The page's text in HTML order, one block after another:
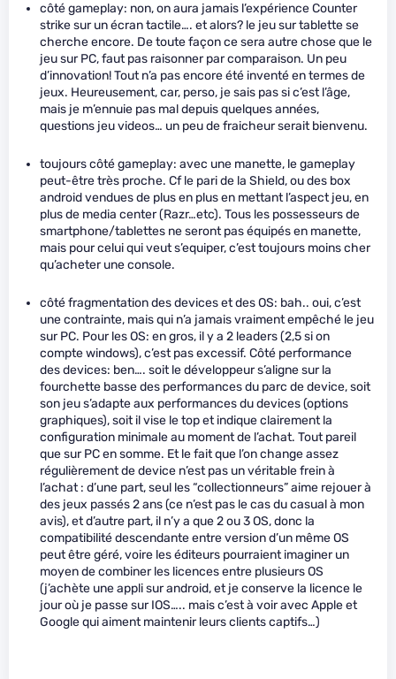
côté gameplay: non, on aura jamais l’expérience Counter
strike sur un écran tactile…. et alors? le jeu sur tablette se
cherche encore. De toute façon ce sera autre chose que le
jeu sur PC, faut pas raisonner par comparaison. Un peu
d’innovation! Tout n’a pas encore été inventé en termes de
jeux. Heureusement, car, perso, je sais pas si c’est l’âge,
mais je m’ennuie pas mal depuis quelques années,
questions jeu videos… un peu de fraicheur serait bienvenu.
toujours côté gameplay: avec une manette, le gameplay
peut-être très proche. Cf le pari de la Shield, ou des box
android vendues de plus en plus en mettant l’aspect jeu, en
plus de media center (Razr…etc). Tous les possesseurs de
smartphone/tablettes ne seront pas équipés en manette,
mais pour celui qui veut s’equiper, c’est toujours moins cher
qu’acheter une console.
côté fragmentation des devices et des OS: bah.. oui, c’est
une contrainte, mais qui n’a jamais vraiment empêché le jeu
sur PC. Pour les OS: en gros, il y a 2 leaders (2,5 si on
compte windows), c’est pas excessif. Côté performance
des devices: ben…. soit le développeur s’aligne sur la
fourchette basse des performances du parc de device, soit
son jeu s’adapte aux performances du devices (options
graphiques), soit il vise le top et indique clairement la
configuration minimale au moment de l’achat. Tout pareil
que sur PC en somme. Et le fait que l’on change assez
régulièrement de device n’est pas un véritable frein à
l’achat : d’une part, seul les “collectionneurs” aime rejouer à
des jeux passés 2 ans (ce n’est pas le cas du casual à mon
avis), et d’autre part, il n’y a que 2 ou 3 OS, donc la
compatibilité descendante entre version d’un même OS
peut être géré, voire les éditeurs pourraient imaginer un
moyen de combiner les licences entre plusieurs OS
(j’achète une appli sur android, et je conserve la licence le
jour où je passe sur IOS….. mais c’est à voir avec Apple et
Google qui aiment maintenir leurs clients captifs…)